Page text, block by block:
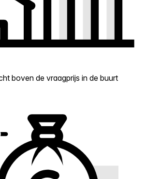
boven de vraagprijs in de buurt